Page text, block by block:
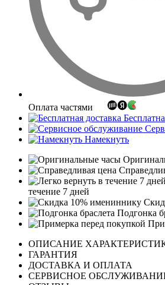
Оплата частями
Намекнуть
течение 7 дней
Подгонка
ОПИСАНИЕ
ГАРАНТИЯ
ДОСТАВКА И ОПЛАТА
СЕРВИСНОЕ